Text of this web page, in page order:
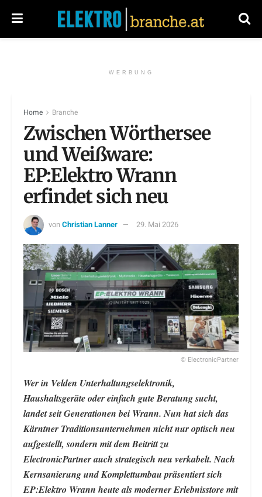
WERBUNG
Home Branche
Zwischen Wörthersee
und Weißware:
EP:Elektro Wrann
erfindet sich neu
vonChristian Lanner 29. Mai 2026
© ElectronicPartner
Wer in Velden Unterhaltungselektronik,
Haushaltsgeräte oder einfach gute Beratung sucht,
landet seit Generationen bei Wrann. Nun hat sich das
Kärntner Traditionsunternehmen nicht nur optisch neu
aufgestellt, sondern mit dem Beitritt zu
ElectronicPartner auch strategisch neu verkabelt. Nach
Kernsanierung und Komplettumbau präsentiert sich
EP:Elektro Wrann heute als moderner Erlebnisstore mit